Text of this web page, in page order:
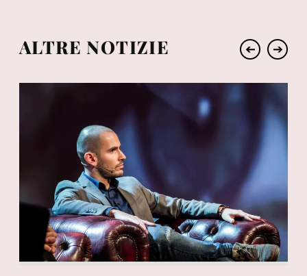
ALTRE NOTIZIE ➔ ➔